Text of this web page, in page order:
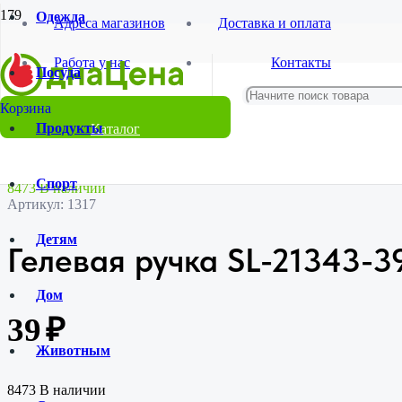
Адреса магазинов
Работа у нас
Доставка и оплата
Контакты
Каталог
Одежда
Посуда
Продукты
Спорт
Детям
Дом
Животным
Главная
Магазин
Канцтовары
Товары для школы
Гелевая ручка SL-21343-39
8473 В наличии
Артикул: 1317
Гелевая ручка SL-21343-
39₽
8473 В наличии